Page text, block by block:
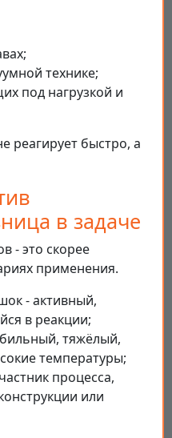
технике;
под нагрузкой и
реагирует быстро, а
в задаче
- это скорее
применения.
- активный,
в реакции;
тяжёлый,
температуры;
процесса,
или